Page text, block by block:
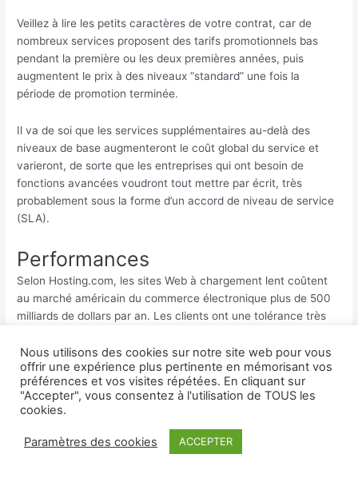
Veillez à lire les petits caractères de votre contrat, car de
nombreux services proposent des tarifs promotionnels bas
pendant la première ou les deux premières années, puis
augmentent le prix à des niveaux “standard” une fois la
période de promotion terminée.
Il va de soi que les services supplémentaires au-delà des
niveaux de base augmenteront le coût global du service et
varieront, de sorte que les entreprises qui ont besoin de
fonctions avancées voudront tout mettre par écrit, très
probablement sous la forme d’un accord de niveau de service
(SLA).
Performances
Selon Hosting.com, les sites Web à chargement lent coûtent
au marché américain du commerce électronique plus de 500
milliards de dollars par an. Les clients ont une tolérance très
la capacité de performance d’un hébergeur est un élément
crucial à prendre en compte dans le processus de décision.
Lorsque vous comparez les performances de différents
fournisseur. Vous devrez également tenir compte du type de
serveur que vous souhaitez utiliser pour votre site Web :
Nous utilisons des cookies sur notre site web pour vous
offrir une expérience plus pertinente en mémorisant vos
préférences et vos visites répétées. En cliquant sur
"Accepter", vous consentez à l'utilisation de TOUS les
cookies.
Paramètres des cookies ACCEPTER